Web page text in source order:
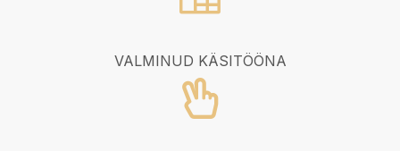
VALMINUD KÄSITÖÖNA